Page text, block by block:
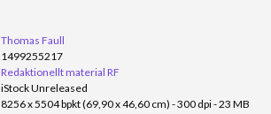
Thomas Faull
1499255217
Redaktionellt material RF
iStock Unreleased
8256 x 5504 bpkt (69,90 x 46,60 cm) - 300 dpi - 23 MB